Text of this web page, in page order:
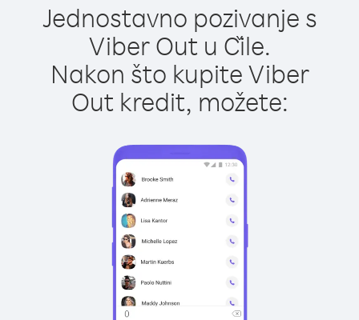
Jednostavno pozivanje s
Viber Out u Čile.
Nakon što kupite Viber
Out kredit, možete: